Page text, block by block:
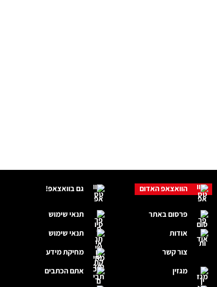
גם בוואצאפ!
תנאי שימוש
תנאי שימוש
מחיקת מידע
אתם הכתבים
הוואצאפ האדום
פרסום באתר
אודות
צור קשר
מגזין